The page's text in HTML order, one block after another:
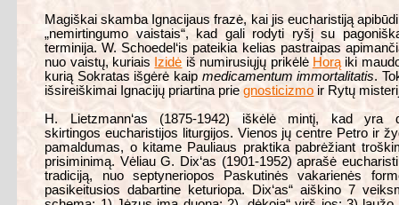
Magiškai skamba Ignacijaus frazė, kai jis eucharistiją
„nemirtingumo vaistais“, kad gali rodyti ryšį su
terminija. W. Schoedel‘is pateikia kelias pastraipas
nuo vaistų, kuriais Izidė iš numirusiųjų prikėlė Horąiki
kurią Sokratas išgėrė kaip medicamentum immortalitatis.
išsireiškimai Ignacijų priartina priegnosticizmo ir Rytų
H. Lietzmann‘as (1875-1942) iškėlė mintį, kad yra
skirtingos eucharistijos liturgijos. Vienos jų centre Petro ir
pamaldumas, o kitame Pauliaus praktika pabrėžiant
prisiminimą. Vėliau G. Dix‘as (1901-1952) aprašė
tradiciją, nuo septyneriopos Paskutinės vakarienės
pasikeitusios dabartine keturiopa. Dix‘as“ aiškino 7